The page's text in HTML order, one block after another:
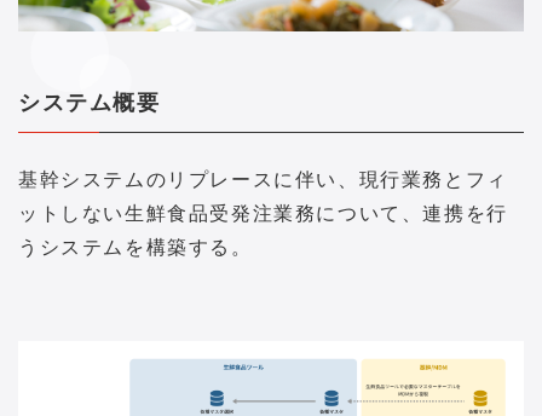
システム概要
基幹システムのリプレースに伴い、現行業務とフィ
ットしない生鮮食品受発注業務について、連携を行
うシステムを構築する。